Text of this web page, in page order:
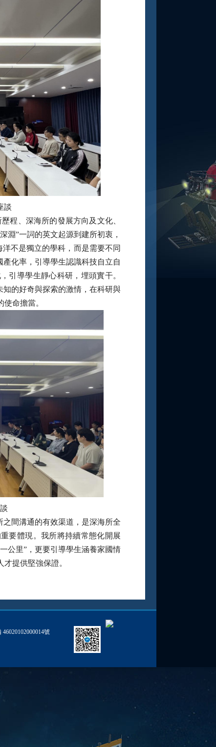
談
程、深海所的發展方向及文化、
淵”一詞的英文起源到建所初衷，
不是獨立的學科，而是需要不同
化率，引導學生認識科技自立自
引導學生靜心科研，埋頭實干。
的好奇與探索的激情，在科研與
命擔當。
間溝通的有效渠道，是深海所全
要體現。我所將持續常態化開展
公里”，更要引導學生涵養家國情
提供堅強保證。
號